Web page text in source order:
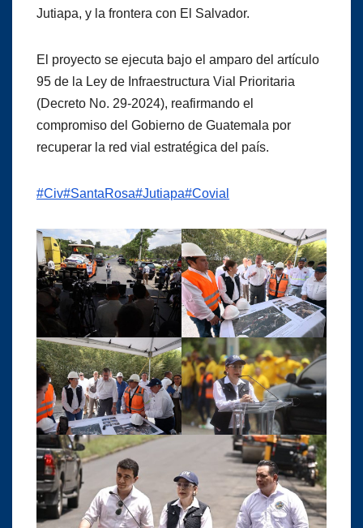
Jutiapa, y la frontera con El Salvador.
El proyecto se ejecuta bajo el amparo del artículo
95 de la Ley de Infraestructura Vial Prioritaria
(Decreto No. 29-2024), reafirmando el
compromiso del Gobierno de Guatemala por
recuperar la red vial estratégica del país.
#Civ#SantaRosa#Jutiapa#Covial